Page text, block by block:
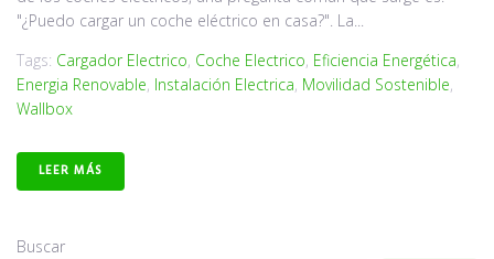
"¿Puedo cargar un coche eléctrico en casa?". La...
Tags: Cargador Electrico, Coche Electrico, Eficiencia Energética,
Energia Renovable, Instalación Electrica, Movilidad Sostenible,
Wallbox
LEER MÁS
Buscar